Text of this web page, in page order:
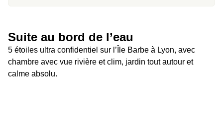
Suite au bord de l’eau
5 étoiles ultra confidentiel sur l’Île Barbe à Lyon, avec
chambre avec vue rivière et clim, jardin tout autour et
calme absolu.